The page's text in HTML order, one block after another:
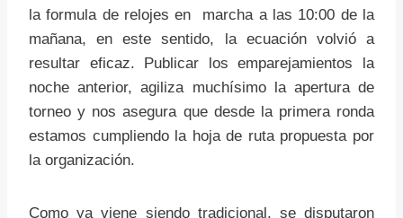
la formula de relojes en marcha a las 10:00 de la
mañana, en este sentido, la ecuación volvió a
resultar eficaz. Publicar los emparejamientos la
noche anterior, agiliza muchísimo la apertura de
torneo y nos asegura que desde la primera ronda
estamos cumpliendo la hoja de ruta propuesta por
la organización.
Como ya viene siendo tradicional, se disputaron